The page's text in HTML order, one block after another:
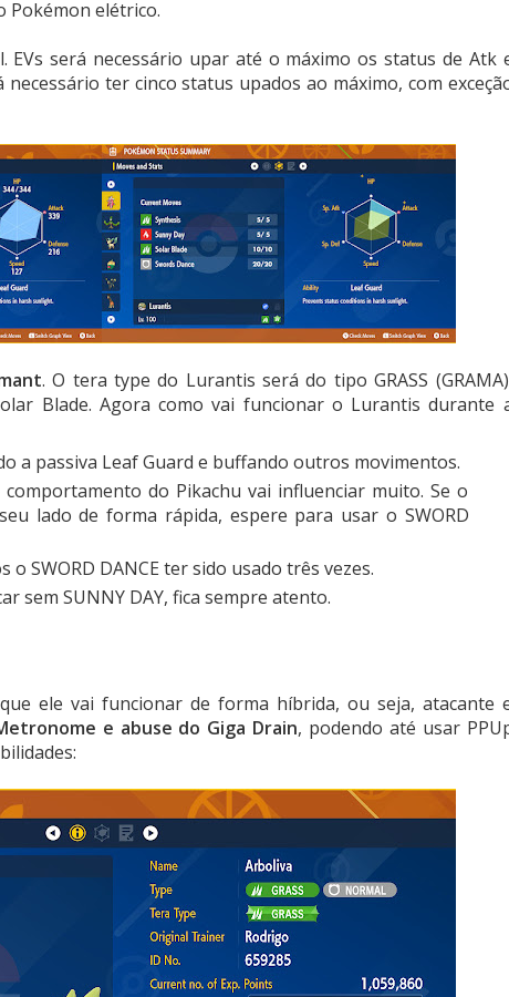
Pokémon elétrico.
EVs será necessário upar até o máximo os status de Atk
ter cinco status upados ao máximo, com
. O tera type do Lurantis será do tipo GRASS
Blade. Agora como vai funcionar o Lurantis durante
a passiva Leaf Guard e buffando outros movimentos.
do Pikachu vai influenciar muito. Se o
lado de forma rápida, espere para usar o SWORD
o SWORD DANCE ter sido usado três vezes.
sem SUNNY DAY, fica sempre atento.
ele vai funcionar de forma híbrida, ou seja, atacante
e abuse do Giga Drain, podendo até usar